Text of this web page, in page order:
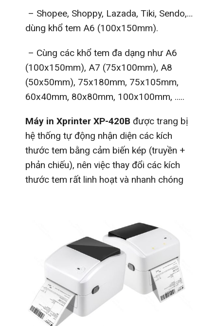
– Shopee, Shoppy, Lazada, Tiki, Sendo,…
dùng khổ tem A6 (100x150mm).
– Cùng các khổ tem đa dạng như A6
(100x150mm), A7 (75x100mm), A8
(50x50mm), 75x180mm, 75x105mm,
60x40mm, 80x80mm, 100x100mm, …..
Máy in Xprinter XP-420B được trang bị
hệ thống tự động nhận diện các kích
thước tem bằng cảm biến kép (truyền +
phản chiếu), nên việc thay đổi các kích
thước tem rất linh hoạt và nhanh chóng